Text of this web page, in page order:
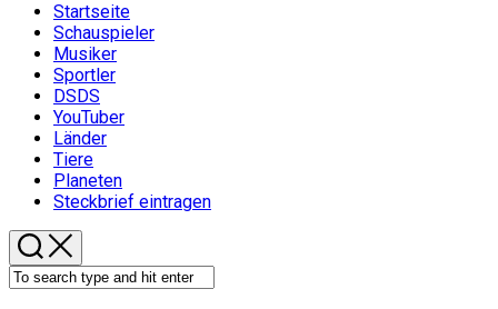
Startseite
Schauspieler
Musiker
Sportler
Current
Page
Parent
DSDS
YouTuber
Länder
Tiere
Planeten
Steckbrief eintragen